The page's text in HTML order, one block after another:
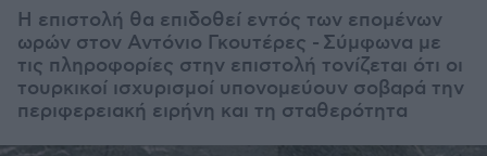
Η επιστολή θα επιδοθεί εντός των επομένων
ωρών στον Αντόνιο Γκουτέρες - Σύμφωνα με
τις πληροφορίες στην επιστολή τονίζεται ότι οι
τουρκικοί ισχυρισμοί υπονομεύουν σοβαρά την
περιφερειακή ειρήνη και τη σταθερότητα